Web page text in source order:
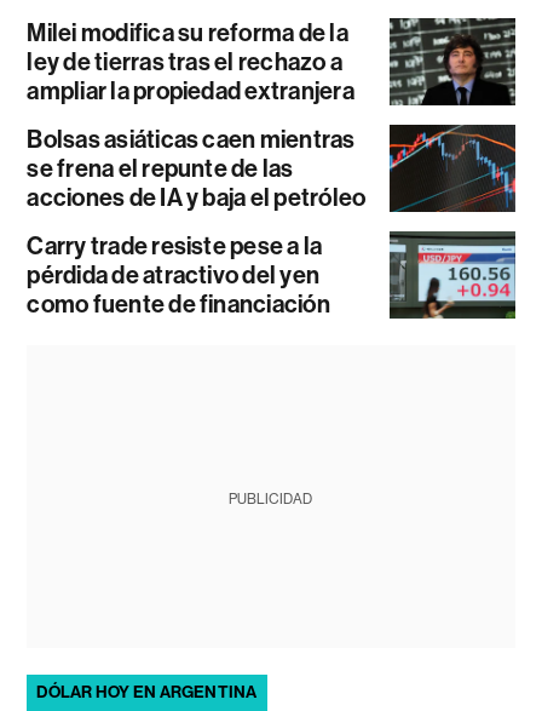
Milei modifica su reforma de la
ley de tierras tras el rechazo a
ampliar la propiedad extranjera
Bolsas asiáticas caen mientras
se frena el repunte de las
acciones de IA y baja el petróleo
Carry trade resiste pese a la
pérdida de atractivo del yen
como fuente de financiación
PUBLICIDAD
DÓLAR HOY EN ARGENTINA